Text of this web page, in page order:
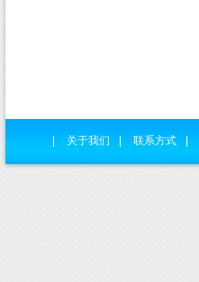
关于我们 联系方式